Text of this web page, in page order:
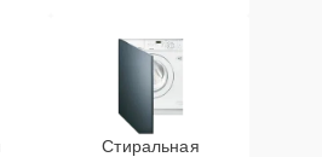
Стиральная